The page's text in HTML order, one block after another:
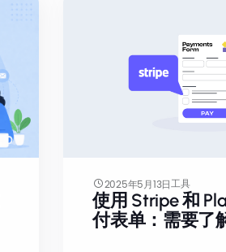
2025年5月13日工具
使用 Stripe 和
付表单：需要了